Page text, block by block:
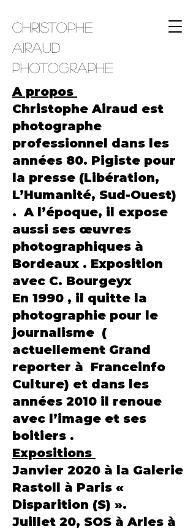
Christophe
Airaud
Photographe
A propos
Christophe Airaud est
photographe
professionnel dans les
années 80. Pigiste pour
la presse (Libération,
L’Humanité, Sud-Ouest)
. A l’époque, il expose
aussi ses œuvres
photographiques à
Bordeaux . Exposition
avec C. Bourgeyx
En 1990 , il quitte la
photographie pour le
journalisme (
actuellement Grand
reporter à Franceinfo
Culture) et dans les
années 2010 il renoue
avec l’image et ses
boitiers .
Expositions
Janvier 2020 à la Galerie
Rastoll à Paris «
Disparition (S) ».
Juillet 20, SOS à Arles à